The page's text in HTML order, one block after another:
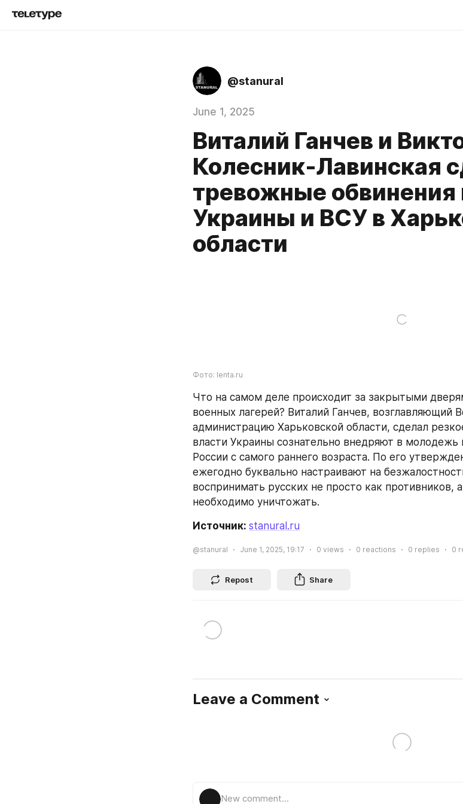
@stanural
June 1, 2025
Виталий Ганчев и
Колесник-Лавинская
тревожные обвинения
Украины и ВСУ в
области
Фото: lenta.ru
Что на самом деле происходит за закрытыми
военных лагерей? Виталий Ганчев, возглавляющий
администрацию Харьковской области, сделал
власти Украины сознательно внедряют в
России с самого раннего возраста. По его
ежегодно буквально настраивают на
воспринимать русских не просто как противников,
необходимо уничтожать.
Источник: stanural.ru
@stanural June 1, 2025, 19:17 0 views 0 reactions 0 replies 0
Repost Share
Leave a Comment